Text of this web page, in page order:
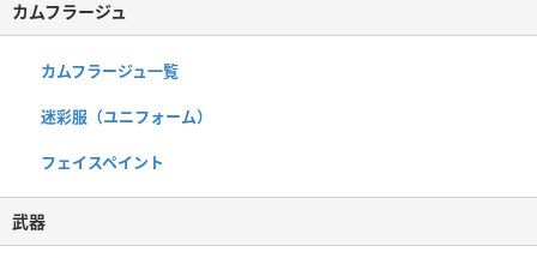
カムフラージュ
カムフラージュ一覧
迷彩服（ユニフォーム）
フェイスペイント
武器